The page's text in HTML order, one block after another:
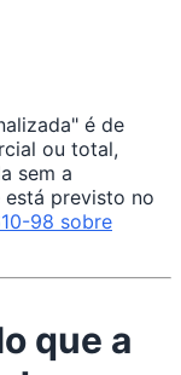
é de
ou total,
sem a
previsto no
98 sobre
que a